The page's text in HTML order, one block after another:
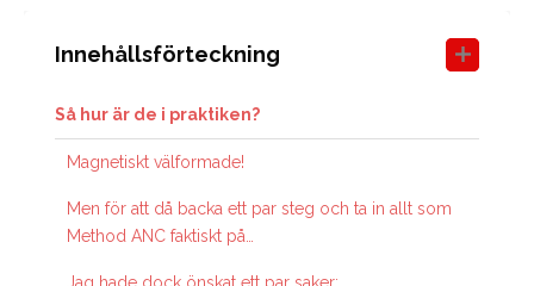
Innehållsförteckning
Så hur är de i praktiken?
Magnetiskt välformade!
Men för att då backa ett par steg och ta in allt som
Method ANC faktiskt på…